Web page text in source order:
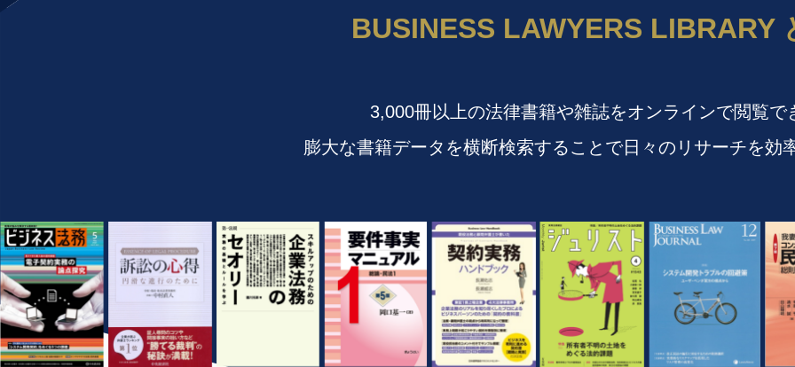
BUSINESS LAWYERS LIBRARY
3,000冊以上の法律書籍や雑誌をオンラインで閲覧で
膨大な書籍データを横断検索することで日々のリサーチを効